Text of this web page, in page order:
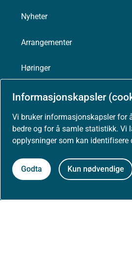
Informasjonskapsler
Vi bruker informasjonskapsler for
bedre og for å samle statistikk. Vi
opplysninger som kan identifisere
Godta Kun nødvendige
Nyheter
Arrangementer
Høringer
Presse
Personvernerklæring